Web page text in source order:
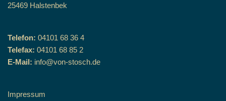
25469 Halstenbek
Telefon: 04101 68 36 4
Telefax: 04101 68 85 2
E-Mail: info@von-stosch.de
Impressum